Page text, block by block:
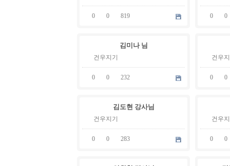
0 0 819 0 0
김미나 님
건우지기
0 0 232
건우
0 0
김도현 강사님
건우지기
0 0 283
건우
0 0